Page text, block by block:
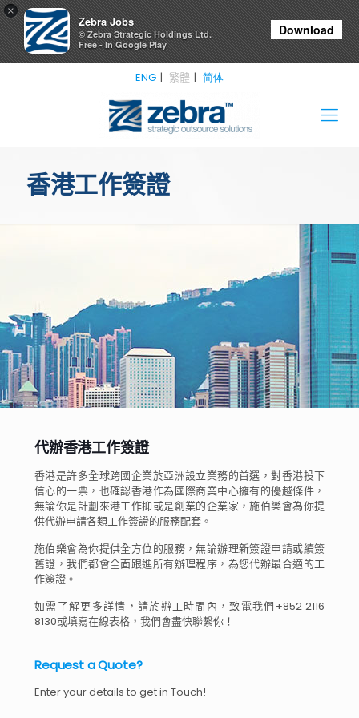
×
Zebra Jobs
© Zebra Strategic Holdings Ltd.
Free - In Google Play
Download
ENG 繁體 简体
香港工作簽證
代辦香港工作簽證
香港是許多全球跨國企業於亞洲設立業務的首選，對香港投下
信心的一票，也確認香港作為國際商業中心擁有的優越條件，
無論你是計劃來港工作抑或是創業的企業家，施伯樂會為你提
供代辦申請各類工作簽證的服務配套。
施伯樂會為你提供全方位的服務，無論辦理新簽證申請或續簽
舊證，我們都會全面跟進所有辦理程序，為您代辦最合適的工
作簽證。
如需了解更多詳情，請於辦工時間內，致電我們+852 2116
8130或填寫在線表格，我們會盡快聯繫你！
Request a Quote?
Enter your details to get in Touch!